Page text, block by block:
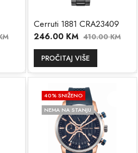
Cerruti 1881 CRA23409
246.00 KM 410.00KM
PROČITAJ VIŠE
40% SNIŽENO
NEMA NA STANJU